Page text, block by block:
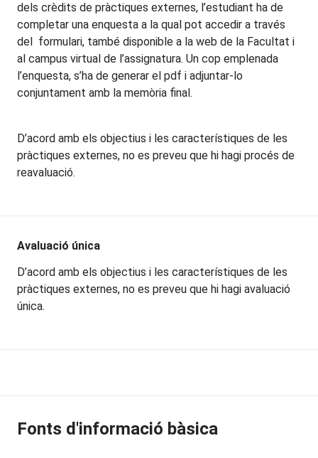
dels crèdits de pràctiques externes, l’estudiant ha de
completar una enquesta a la qual pot accedir a través
del formulari, també disponible a la web de la Facultat i
al campus virtual de l’assignatura. Un cop emplenada
l’enquesta, s’ha de generar el pdf i adjuntar-lo
conjuntament amb la memòria final.
D’acord amb els objectius i les característiques de les
pràctiques externes, no es preveu que hi hagi procés de
reavaluació.
Avaluació única
D’acord amb els objectius i les característiques de les
pràctiques externes, no es preveu que hi hagi avaluació
única.
Fonts d'informació bàsica